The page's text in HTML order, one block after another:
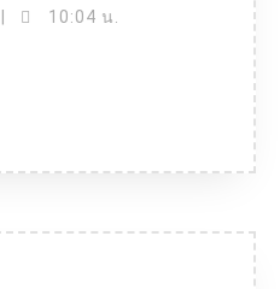
10:04 น.